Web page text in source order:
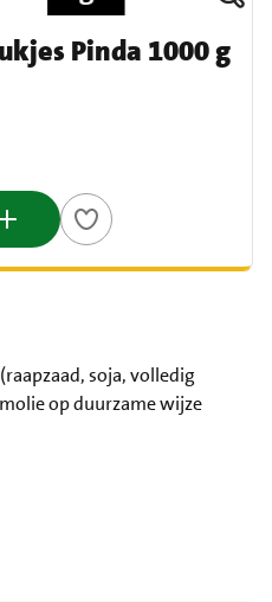
Pinda 1000 g
soja, volledig
op duurzame wijze